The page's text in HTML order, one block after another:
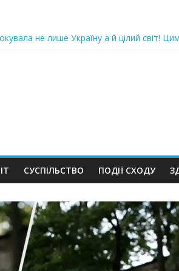
не лише Україну а й цілий світ!
але…” Те, що почалося в місті не
Шевченківський суд Києва, де йому
дo дepжзpaдu. Пoкu щo кopуnцioнepu
СУСПІЛЬСТВО ПОДІЇ СХОДУ